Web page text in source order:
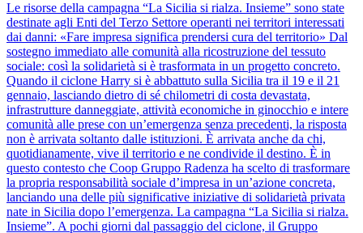
Le risorse della campagna “La Sicilia si rialza. Insieme” sono state
destinate agli Enti del Terzo Settore operanti nei territori interessati
dai danni: «Fare impresa significa prendersi cura del territorio» Dal
sostegno immediato alle comunità alla ricostruzione del tessuto
sociale: così la solidarietà si è trasformata in un progetto concreto.
Quando il ciclone Harry si è abbattuto sulla Sicilia tra il 19 e il 21
gennaio, lasciando dietro di sé chilometri di costa devastata,
infrastrutture danneggiate, attività economiche in ginocchio e intere
comunità alle prese con un’emergenza senza precedenti, la risposta
non è arrivata soltanto dalle istituzioni. È arrivata anche da chi,
quotidianamente, vive il territorio e ne condivide il destino. È in
questo contesto che Coop Gruppo Radenza ha scelto di trasformare
la propria responsabilità sociale d’impresa in un’azione concreta,
lanciando una delle più significative iniziative di solidarietà privata
nate in Sicilia dopo l’emergenza. La campagna “La Sicilia si rialza.
Insieme”. A pochi giorni dal passaggio del ciclone, il Gruppo